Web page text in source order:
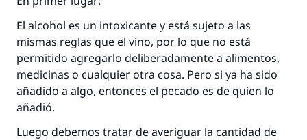
El alcohol es un intoxicante y está sujeto a las
mismas reglas que el vino, por lo que no está
permitido agregarlo deliberadamente a alimentos,
medicinas o cualquier otra cosa. Pero si ya ha sido
añadido a algo, entonces el pecado es de quien lo
añadió.
Luego debemos tratar de averiguar la cantidad de